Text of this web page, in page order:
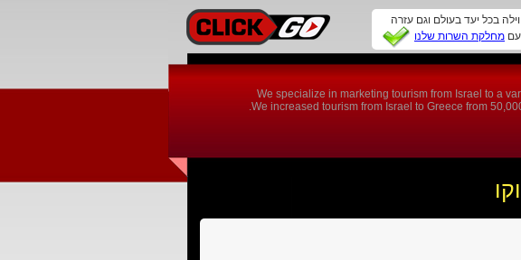
בכל יעד בעולם וגם עזרה
מחלקת השרות שלנו
We specialize in marketing tourism from Israel to a
We increased tourism from Israel to Greece from